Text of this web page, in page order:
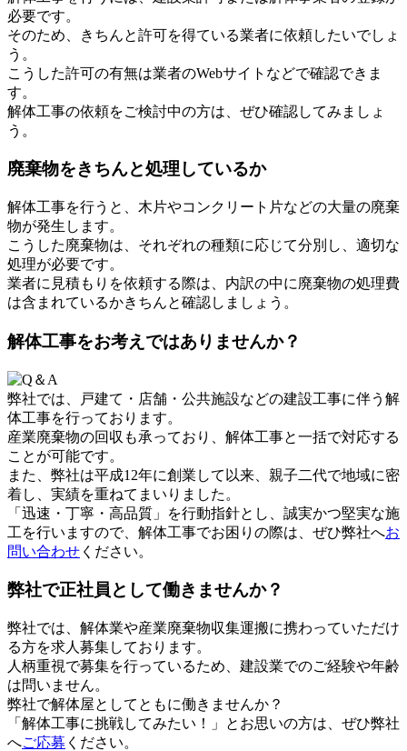
必要です。
そのため、きちんと許可を得ている業者に依頼したいでしょ
う。
こうした許可の有無は業者のWebサイトなどで確認できま
す。
解体工事の依頼をご検討中の方は、ぜひ確認してみましょ
う。
廃棄物をきちんと処理しているか
解体工事を行うと、木片やコンクリート片などの大量の廃棄
物が発生します。
こうした廃棄物は、それぞれの種類に応じて分別し、適切な
処理が必要です。
業者に見積もりを依頼する際は、内訳の中に廃棄物の処理費
は含まれているかきちんと確認しましょう。
解体工事をお考えではありませんか？
弊社では、戸建て・店舗・公共施設などの建設工事に伴う解
体工事を行っております。
産業廃棄物の回収も承っており、解体工事と一括で対応する
ことが可能です。
また、弊社は平成12年に創業して以来、親子二代で地域に密
着し、実績を重ねてまいりました。
「迅速・丁寧・高品質」を行動指針とし、誠実かつ堅実な施
工を行いますので、解体工事でお困りの際は、ぜひ弊社へお
問い合わせ ください。
弊社で正社員として働きませんか？
弊社では、解体業や産業廃棄物収集運搬に携わっていただけ
る方を求人募集しております。
人柄重視で募集を行っているため、建設業でのご経験や年齢
は問いません。
弊社で解体屋としてともに働きませんか？
「解体工事に挑戦してみたい！」とお思いの方は、ぜひ弊社
へご応募 ください。